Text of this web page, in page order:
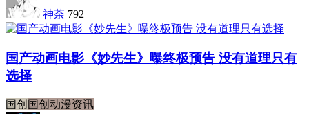
神荼 792
国产动画电影《妙先生》曝终极预告 没有道理只有
选择
国创 国创动漫资讯